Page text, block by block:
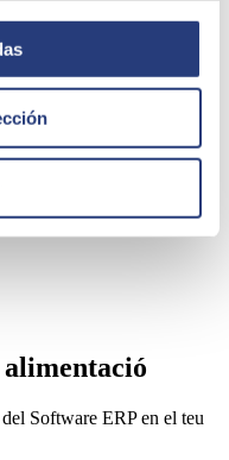
alimentació
Software ERP en el teu